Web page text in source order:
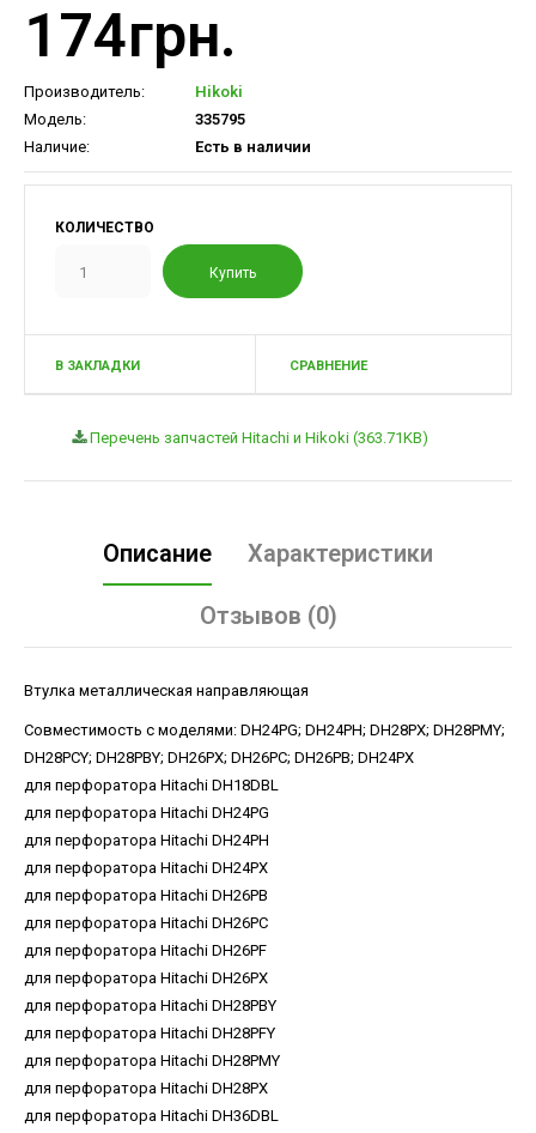
174грн.
Производитель:
Hikoki
Модель:
335795
Наличие:
Есть в наличии
КОЛИЧЕСТВО
В ЗАКЛАДКИ СРАВНЕНИЕ
Перечень запчастей Hitachi и Hikoki (363.71KB)
Описание Характеристики
Отзывов (0)
Втулка металлическая направляющая
Совместимость с моделями: DH24PG; DH24PH; DH28PX; DH28PMY;
DH28PCY; DH28PBY; DH26PX; DH26PC; DH26PB; DH24PX
для перфоратора Hitachi DH18DBL
для перфоратора Hitachi DH24PG
для перфоратора Hitachi DH24PH
для перфоратора Hitachi DH24PX
для перфоратора Hitachi DH26PB
для перфоратора Hitachi DH26PC
для перфоратора Hitachi DH26PF
для перфоратора Hitachi DH26PX
для перфоратора Hitachi DH28PBY
для перфоратора Hitachi DH28PFY
для перфоратора Hitachi DH28PMY
для перфоратора Hitachi DH28PX
для перфоратора Hitachi DH36DBL